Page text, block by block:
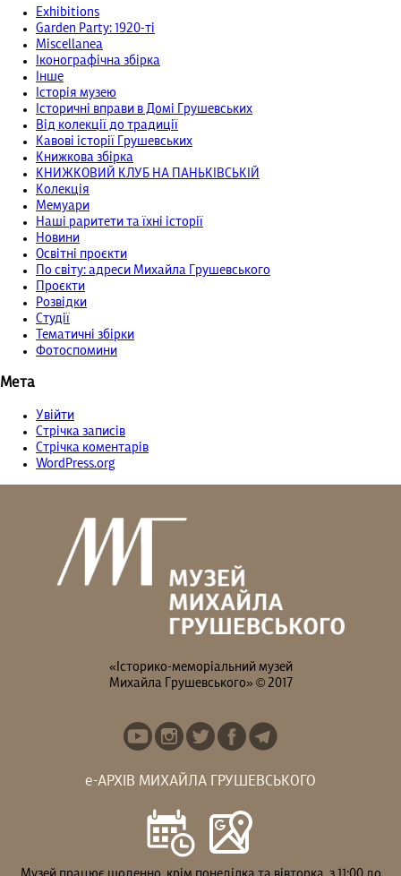
Exhibitions
Garden Party: 1920-ті
Miscellanea
Іконографічна збірка
Інше
Історія музею
Історичні вправи в Домі Грушевських
Від колекції до традиції
Кавові історії Грушевських
Книжкова збірка
КНИЖКОВИЙ КЛУБ НА ПАНЬКІВСЬКІЙ
Колекція
Мемуари
Наші раритети та їхні історії
Новини
Освітні проєкти
По світу: адреси Михайла Грушевського
Проєкти
Розвідки
Студії
Тематичні збірки
Фотоспомини
Мета
Увійти
Стрічка записів
Стрічка коментарів
WordPress.org
«Історико-меморіальний музей
Михайла Грушевського» © 2017
е-АРХІВ МИХАЙЛА ГРУШЕВСЬКОГО